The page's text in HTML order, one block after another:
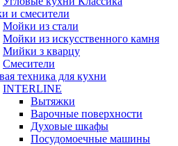
и смесители
Мойки из стали
Мойки из искусственного камня
Мийки з кварцу
Смесители
техника для кухни
INTERLINE
Вытяжки
Варочные поверхности
Духовые шкафы
Посудомоечные машины